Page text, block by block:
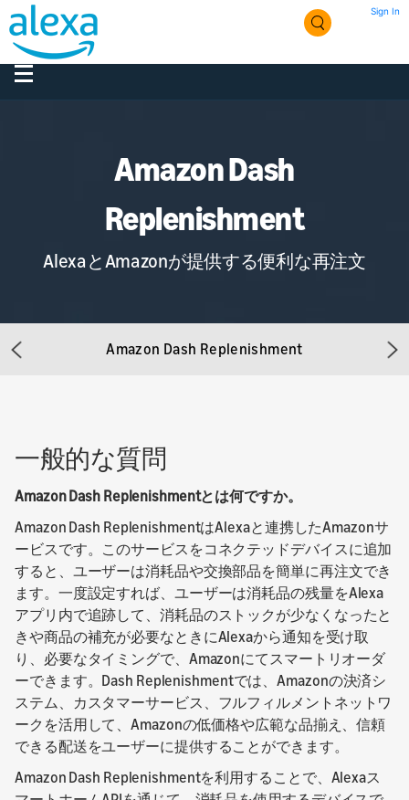
Sign In
Amazon Dash
Replenishment
AlexaとAmazonが提供する便利な再注文
Amazon Dash Replenishment
Previous
一般的な質問
Amazon Dash Replenishmentとは何ですか。
Amazon Dash ReplenishmentはAlexaと連携したAmazonサ
ービスです。このサービスをコネクテッドデバイスに追加
すると、ユーザーは消耗品や交換部品を簡単に再注文でき
ます。一度設定すれば、ユーザーは消耗品の残量をAlexa
アプリ内で追跡して、消耗品のストックが少なくなったと
きや商品の補充が必要なときにAlexaから通知を受け取
り、必要なタイミングで、Amazonにてスマートリオーダ
ーできます。Dash Replenishmentでは、Amazonの決済シ
ステム、カスタマーサービス、フルフィルメントネットワ
ークを活用して、Amazonの低価格や広範な品揃え、信頼
できる配送をユーザーに提供することができます。
Amazon Dash Replenishmentを利用することで、Alexaス